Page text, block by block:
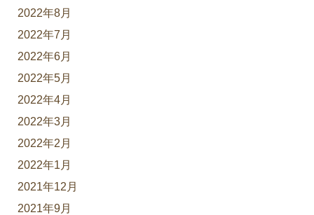
2022年8月
2022年7月
2022年6月
2022年5月
2022年4月
2022年3月
2022年2月
2022年1月
2021年12月
2021年9月